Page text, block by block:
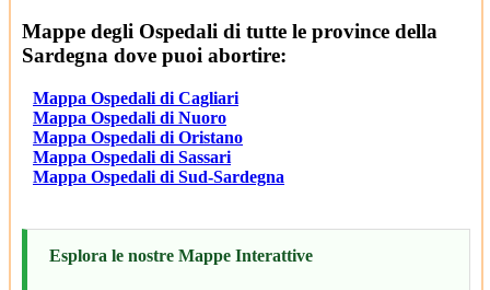
Mappe degli Ospedali di tutte le province della
Sardegna dove puoi abortire:
Mappa Ospedali di Cagliari
Mappa Ospedali di Nuoro
Mappa Ospedali di Oristano
Mappa Ospedali di Sassari
Mappa Ospedali di Sud-Sardegna
Esplora le nostre Mappe Interattive